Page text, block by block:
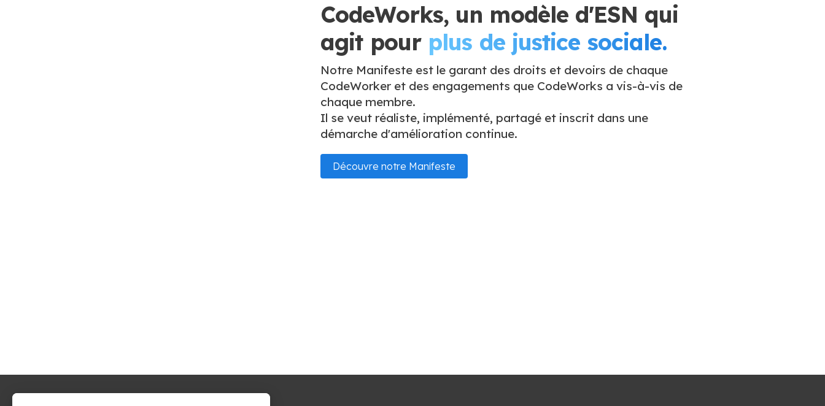
CodeWorks, un modèle d'ESN qui
agit pour plus de justice sociale.
Notre Manifeste est le garant des droits et devoirs de chaque
CodeWorker et des engagements que CodeWorks a vis-à-vis de
chaque membre.
Il se veut réaliste, implémenté, partagé et inscrit dans une
démarche d'amélioration continue.
Découvre notre Manifeste